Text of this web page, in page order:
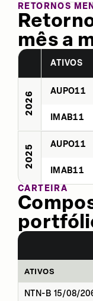
RETORNOS
mês a
ATIVOS
2026 AUPO11
IMAB11
2025 AUPO11
IMAB11
CARTEIRA
ATIVOS
NTN-B 15/08/